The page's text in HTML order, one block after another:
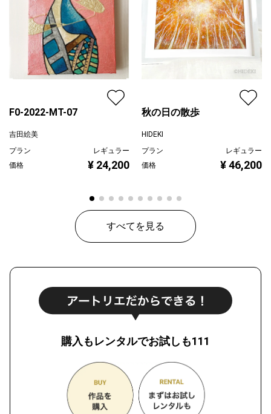
F0-2022-MT-07
吉田絵美
プラン
レギュラー
価格
¥ 24,200
秋の日の散歩
HIDEKI
プラン
レギュラー
価格
¥ 46,200
すべてを見る
購入もレンタルでお試しも111